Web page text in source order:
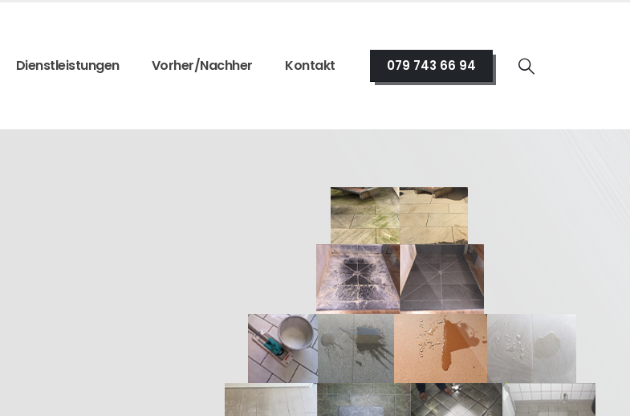
Dienstleistungen Vorher/Nachher Kontakt 079 743 66 94